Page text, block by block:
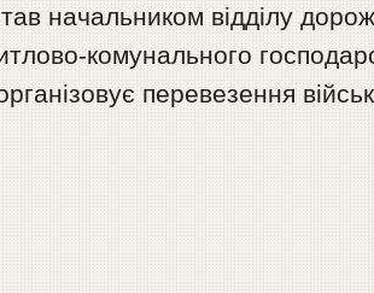
начальником відділу
комунального
перевезення